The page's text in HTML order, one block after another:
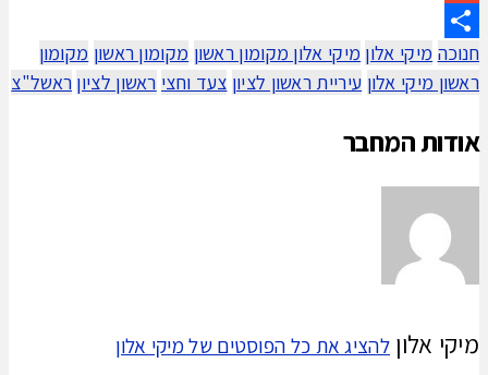
Gmail
Share
חנוכה מיקי אלון מיקי אלון מקומון ראשון מקומון ראשון מקומון
ראשון מיקי אלון עיריית ראשון לציון צעד וחצי ראשון לציון ראשל"צ
אודות המחבר
מיקי אלון להציג את כל הפוסטים של מיקי אלון